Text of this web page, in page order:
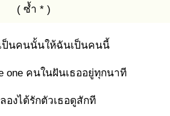
( ซ้ำ * )
ป็นคนนั้นให้ฉันเป็นคนนี้
one คนในฝันเธออยู่ทุกนาที
องได้รักตัวเธอดูสักที